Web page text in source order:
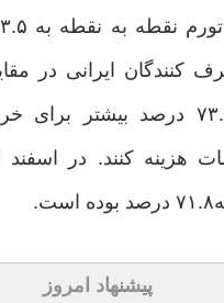
کنندگان ایرانی در
۱۴۰۴ باید ۷۳.۵ درصد بیشتر
پیشنهاد امروز